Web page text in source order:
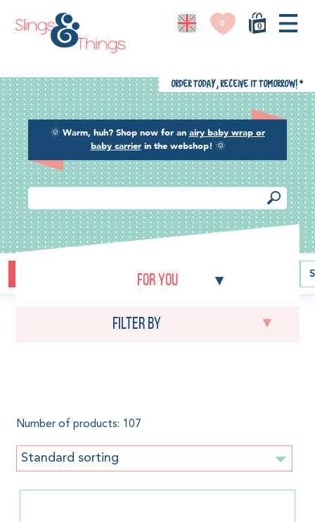
0
0
🌞 Warm, huh? Shop now for an airy baby wrap or
baby carrierin the webshop! 🌞
Order today, receive it tomorrow! *
Baby carriers Baby wraps
For you
Filter by
Number of products: 107
Standard sorting